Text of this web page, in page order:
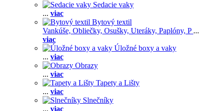
Sedacie vaky
... viac
Bytový textil
Vankúše, Obliečky, Osušky, Uteráky, Paplóny, P ...
viac
Úložné boxy a vaky
... viac
Obrazy
... viac
Tapety a Lišty
... viac
Slnečníky
... viac